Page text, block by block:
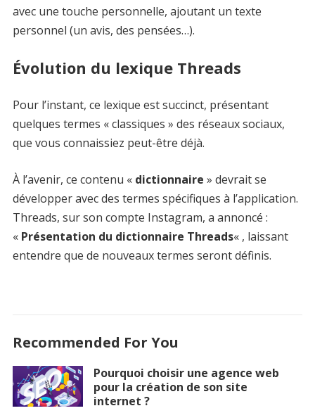
avec une touche personnelle, ajoutant un texte
personnel (un avis, des pensées…).
Évolution du lexique Threads
Pour l’instant, ce lexique est succinct, présentant
quelques termes « classiques » des réseaux sociaux,
que vous connaissiez peut-être déjà.
À l’avenir, ce contenu « dictionnaire » devrait se
développer avec des termes spécifiques à l’application.
Threads, sur son compte Instagram, a annoncé :
« Présentation du dictionnaire Threads« , laissant
entendre que de nouveaux termes seront définis.
Recommended For You
Pourquoi choisir une agence web
pour la création de son site
internet ?